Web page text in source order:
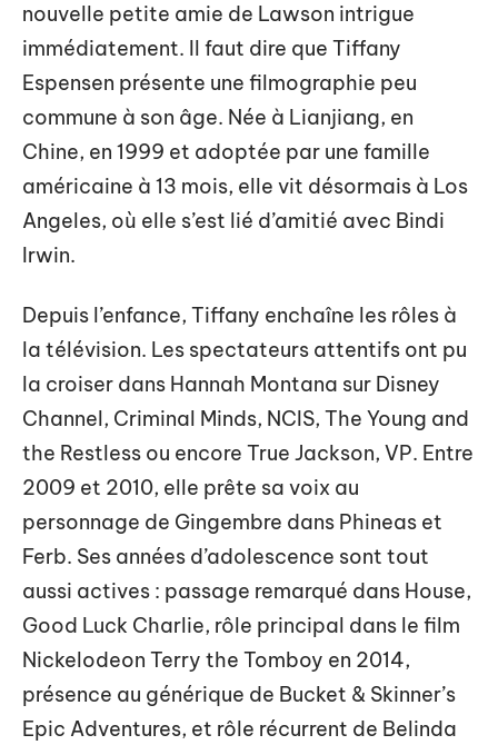
nouvelle petite amie de Lawson intrigue
immédiatement. Il faut dire que Tiffany
Espensen présente une filmographie peu
commune à son âge. Née à Lianjiang, en
Chine, en 1999 et adoptée par une famille
américaine à 13 mois, elle vit désormais à Los
Angeles, où elle s’est lié d’amitié avec Bindi
Irwin.
Depuis l’enfance, Tiffany enchaîne les rôles à
la télévision. Les spectateurs attentifs ont pu
la croiser dans Hannah Montana sur Disney
Channel, Criminal Minds, NCIS, The Young and
the Restless ou encore True Jackson, VP. Entre
2009 et 2010, elle prête sa voix au
personnage de Gingembre dans Phineas et
Ferb. Ses années d’adolescence sont tout
aussi actives : passage remarqué dans House,
Good Luck Charlie, rôle principal dans le film
Nickelodeon Terry the Tomboy en 2014,
présence au générique de Bucket & Skinner’s
Epic Adventures, et rôle récurrent de Belinda